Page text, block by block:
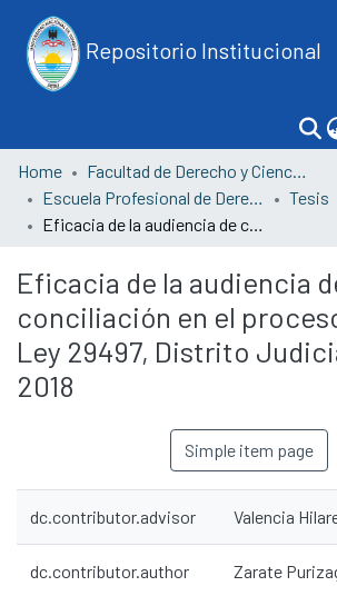
Repositorio Institucional
Home
Facultad de Derecho y Ciencias Políticas
Escuela Profesional de Derecho
Tesis
Eficacia de la audiencia de conciliación en el proceso laboral Ley 29497, Distrito Judicial Tumbes – 2018
Eficacia de la audiencia
conciliación en el
Ley 29497, Distrito
2018
Simple item page
dc.contributor.advisor Valencia
dc.contributor.author Zarate